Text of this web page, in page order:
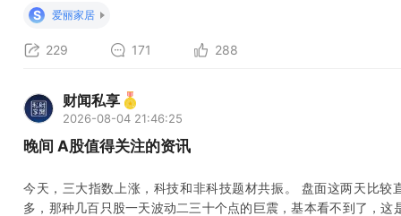
幅。 2、英伟达发布Vera Rubin平台进展，CoreWeave测试显示单
S 爱丽家居
229 171 288
财闻私享
2026-08-04 21:46:25
晚间 A股值得关注的资讯
今天，三大指数上涨，科技和非科技题材共振。 盘面这两天比较
多，那种几百只股一天波动二三十个点的巨震，基本看不到了，